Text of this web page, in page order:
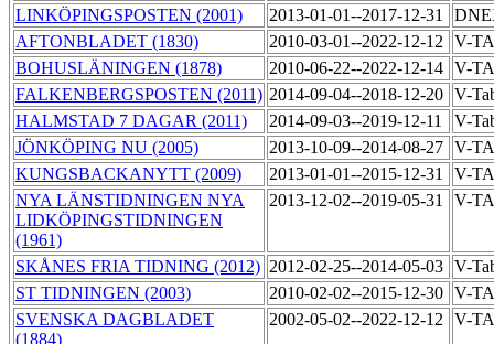
LINKÖPINGSPOSTEN (2001)
2013-01-01--2017-12-31
AFTONBLADET (1830)
2010-03-01--2022-12-12
V-
BOHUSLÄNINGEN (1878)
2010-06-22--2022-12-14 V-
FALKENBERGSPOSTEN (2011) 2014-09-04--2018-12-20 V-
HALMSTAD 7 DAGAR (2011)
2014-09-03--2019-12-11
V-
JÖNKÖPING NU (2005)
2013-10-09--2014-08-27 V-
KUNGSBACKANYTT (2009)
2013-01-01--2015-12-31
V-
NYA LÄNSTIDNINGEN NYA
LIDKÖPINGSTIDNINGEN
(1961)
2013-12-02--2019-05-31 V-
SKÅNES FRIA TIDNING (2012) 2012-02-25--2014-05-03 V-
ST TIDNINGEN (2003)
2010-02-02--2015-12-30 V-
SVENSKA DAGBLADET
(1884)
2002-05-02--2022-12-12 V-